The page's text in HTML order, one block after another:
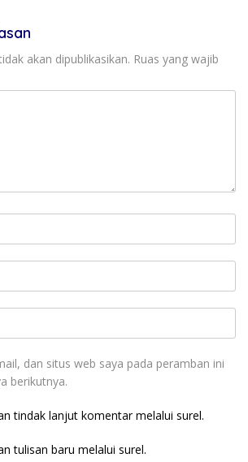
akan dipublikasikan. Ruas yang wajib
dan situs web saya pada peramban ini
berikutnya.
tindak lanjut komentar melalui surel.
tulisan baru melalui surel.